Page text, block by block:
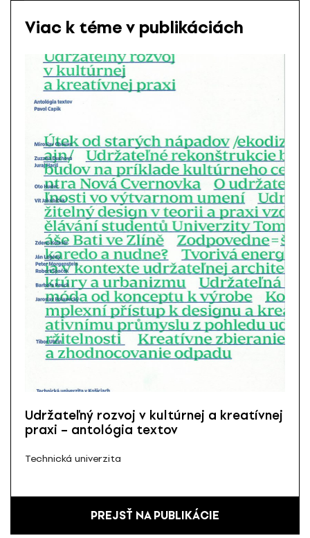
Viac k téme v publikáciách
Udržateľný rozvoj v kultúrnej a kreatívnej
praxi – antológia textov
Technická univerzita
PREJSŤ NA PUBLIKÁCIE